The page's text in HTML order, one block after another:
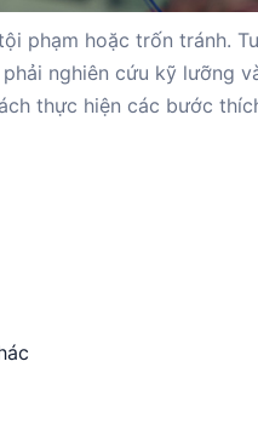
phạm hoặc trốn tránh.
nghiên cứu kỹ lưỡng
thực hiện các bước